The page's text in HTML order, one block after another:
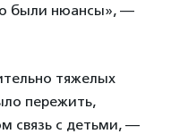
были нюансы», —
тяжелых
пережить,
связь с детьми, —